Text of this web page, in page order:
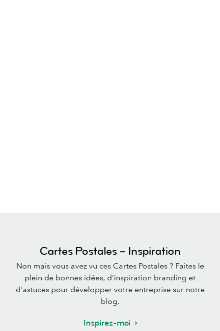
Cartes Postales – Inspiration
Non mais vous avez vu ces Cartes Postales ? Faites le
plein de bonnes idées, d'inspiration branding et
d'astuces pour développer votre entreprise sur notre
blog.
Inspirez-moi